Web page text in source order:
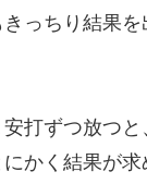
っちり結果
打ずつ放つと
かく結果が求